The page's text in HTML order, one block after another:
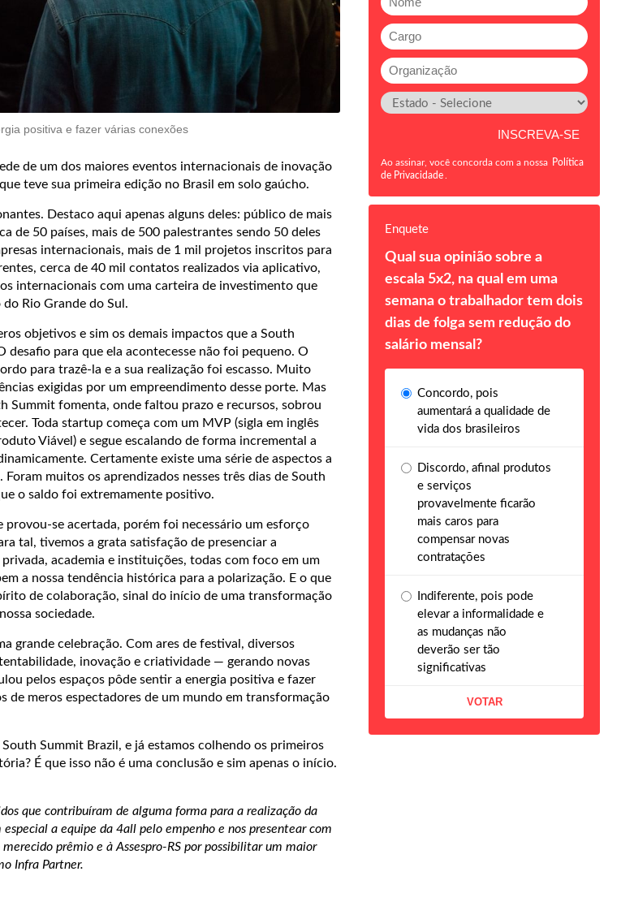
positiva e fazer várias conexões
de um dos maiores eventos internacionais de inovação
teve sua primeira edição no Brasil em solo gaúcho.
Destaco aqui apenas alguns deles: público de mais
de 50 países, mais de 500 palestrantes sendo 50 deles
internacionais, mais de 1 mil projetos inscritos para
cerca de 40 mil contatos realizados via aplicativo,
internacionais com uma carteira de investimento que
Rio Grande do Sul.
objetivos e sim os demais impactos que a South
desafio para que ela acontecesse não foi pequeno. O
para trazê-la e a sua realização foi escasso. Muito
exigidas por um empreendimento desse porte. Mas
Summit fomenta, onde faltou prazo e recursos, sobrou
Toda startup começa com um MVP (sigla em inglês
Viável) e segue escalando de forma incremental a
Certamente existe uma série de aspectos a
muitos os aprendizados nesses três dias de South
o saldo foi extremamente positivo.
provou-se acertada, porém foi necessário um esforço
tal, tivemos a grata satisfação de presenciar a
academia e instituições, todas com foco em um
a nossa tendência histórica para a polarização. E o que
de colaboração, sinal do início de uma transformação
sociedade.
grande celebração. Com ares de festival, diversos
inovação e criatividade — gerando novas
pelos espaços pôde sentir a energia positiva e fazer
de meros espectadores de um mundo em transformação
Summit Brazil, e já estamos colhendo os primeiros
É que isso não é uma conclusão e sim apenas o início.
que contribuíram de alguma forma para a realização da
a equipe da 4all pelo empenho e nos presentear com
prêmio e à Assespro-RS por possibilitar um maior
Infra Partner.
Ao assinar, você concorda com a nossa Política
de Privacidade
Enquete
Qual sua opinião sobre a
escala 5x2, na qual em uma
semana o trabalhador tem dois
dias de folga sem redução do
salário mensal?
Concordo, pois
aumentará a qualidade de
vida dos brasileiros
Discordo, afinal produtos
e serviços
provavelmente ficarão
mais caros para
compensar novas
contratações
Indiferente, pois pode
elevar a informalidade e
as mudanças não
deverão ser tão
significativas